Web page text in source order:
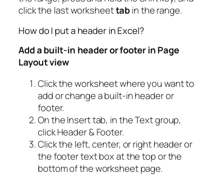
click the last worksheettabin the range.
How do I put a header in Excel?
Add a built-in header or footer in Page
Layout view
Click the worksheet where you want to
add or change a built-in header or
footer.
On the Insert tab, in the Text group,
click Header & Footer.
Click the left, center, or right header or
the footer text box at the top or the
bottom of the worksheet page.